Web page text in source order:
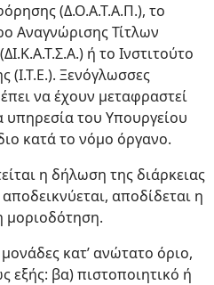
(Δ.Ο.Α.Τ.Α.Π.), το
Αναγνώρισης Τίτλων
ή το Ινστιτούτο
(Ι.Τ.Ε.). Ξενόγλωσσες
να έχουν μεταφραστεί
του Υπουργείου
κατά το νόμο όργανο.
η δήλωση της διάρκειας
αποδίδεται η
μοριοδότηση.
κατ’ ανώτατο όριο,
εξής: βα) πιστοποιητικό ή